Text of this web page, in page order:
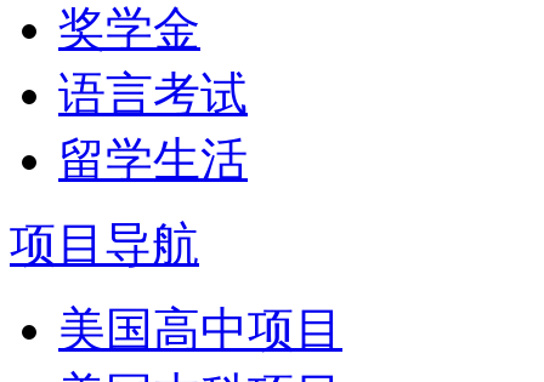
奖学金
语言考试
留学生活
项目导航
美国高中项目